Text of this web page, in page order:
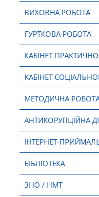
ВИХОВНА РОБОТА
ГУРТКОВА РОБОТА
КАБІНЕТ
КАБІНЕТ
МЕТОДИЧНА
АНТИКОРУПЦІЙНА
ІНТЕРНЕТ-
БІБЛІОТЕКА
ЗНО / НМТ